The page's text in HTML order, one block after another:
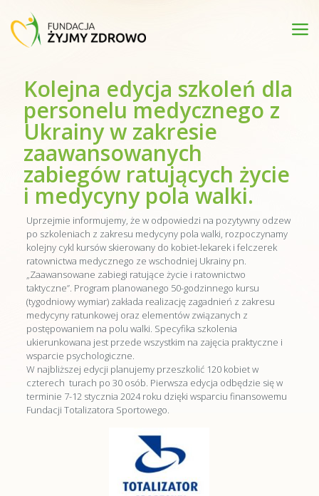
Kolejna edycja szkoleń dla
personelu medycznego z
Ukrainy w zakresie
zaawansowanych
zabiegów ratujących życie
i medycyny pola walki.
Uprzejmie informujemy, że w odpowiedzi na pozytywny odzew
po szkoleniach z zakresu medycyny pola walki, rozpoczynamy
kolejny cykl kursów skierowany do kobiet-lekarek i felczerek
ratownictwa medycznego ze wschodniej Ukrainy pn.
„Zaawansowane zabiegi ratujące życie i ratownictwo
taktyczne”. Program planowanego 50-godzinnego kursu
(tygodniowy wymiar) zakłada realizację zagadnień z zakresu
medycyny ratunkowej oraz elementów związanych z
postępowaniem na polu walki. Specyfika szkolenia
ukierunkowana jest przede wszystkim na zajęcia praktyczne i
wsparcie psychologiczne.
W najbliższej edycji planujemy przeszkolić 120 kobiet w
czterech turach po 30 osób. Pierwsza edycja odbędzie się w
terminie 7-12 stycznia 2024 roku dzięki wsparciu finansowemu
Fundacji Totalizatora Sportowego.